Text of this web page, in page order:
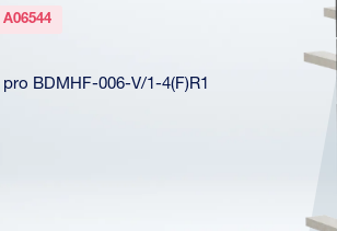
A06544
BDMHF-006-V/1-4(F)R1